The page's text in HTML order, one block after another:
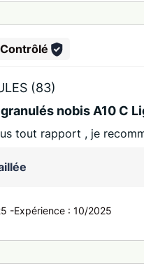
Contrôlé
(83)
nobis A10 C
tout rapport , je
-Expérience :10/2025